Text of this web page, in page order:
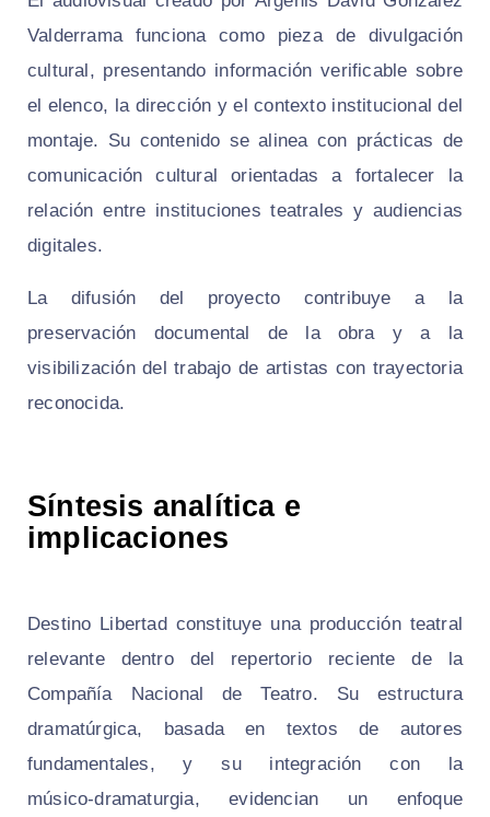
Valderrama funciona como pieza de divulgación
cultural, presentando información verificable sobre
el elenco, la dirección y el contexto institucional del
montaje. Su contenido se alinea con prácticas de
comunicación cultural orientadas a fortalecer la
relación entre instituciones teatrales y audiencias
digitales.
La difusión del proyecto contribuye a la
preservación documental de la obra y a la
visibilización del trabajo de artistas con trayectoria
reconocida.
Síntesis analítica e
implicaciones
Destino Libertad constituye una producción teatral
relevante dentro del repertorio reciente de la
Compañía Nacional de Teatro. Su estructura
dramatúrgica, basada en textos de autores
fundamentales, y su integración con la
músico‑dramaturgia, evidencian un enfoque